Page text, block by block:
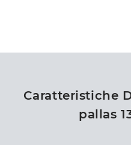
Caratteristiche
pallas